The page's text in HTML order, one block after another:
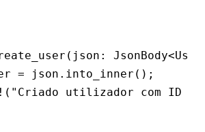
(json : JsonBody<User
= json . into_inner ();
( "Criado utilizador com ID